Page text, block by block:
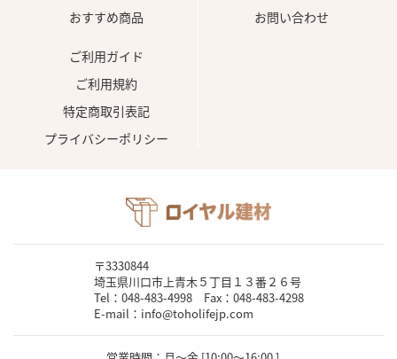
おすすめ商品
お問い合わせ
ご利用ガイド
ご利用規約
特定商取引表記
プライバシーポリシー
〒3330844
埼玉県川口市上青木５丁目１３番２６号
Tel：048-483-4998 Fax：048-483-4298
E-mail：info@toholifejp.com